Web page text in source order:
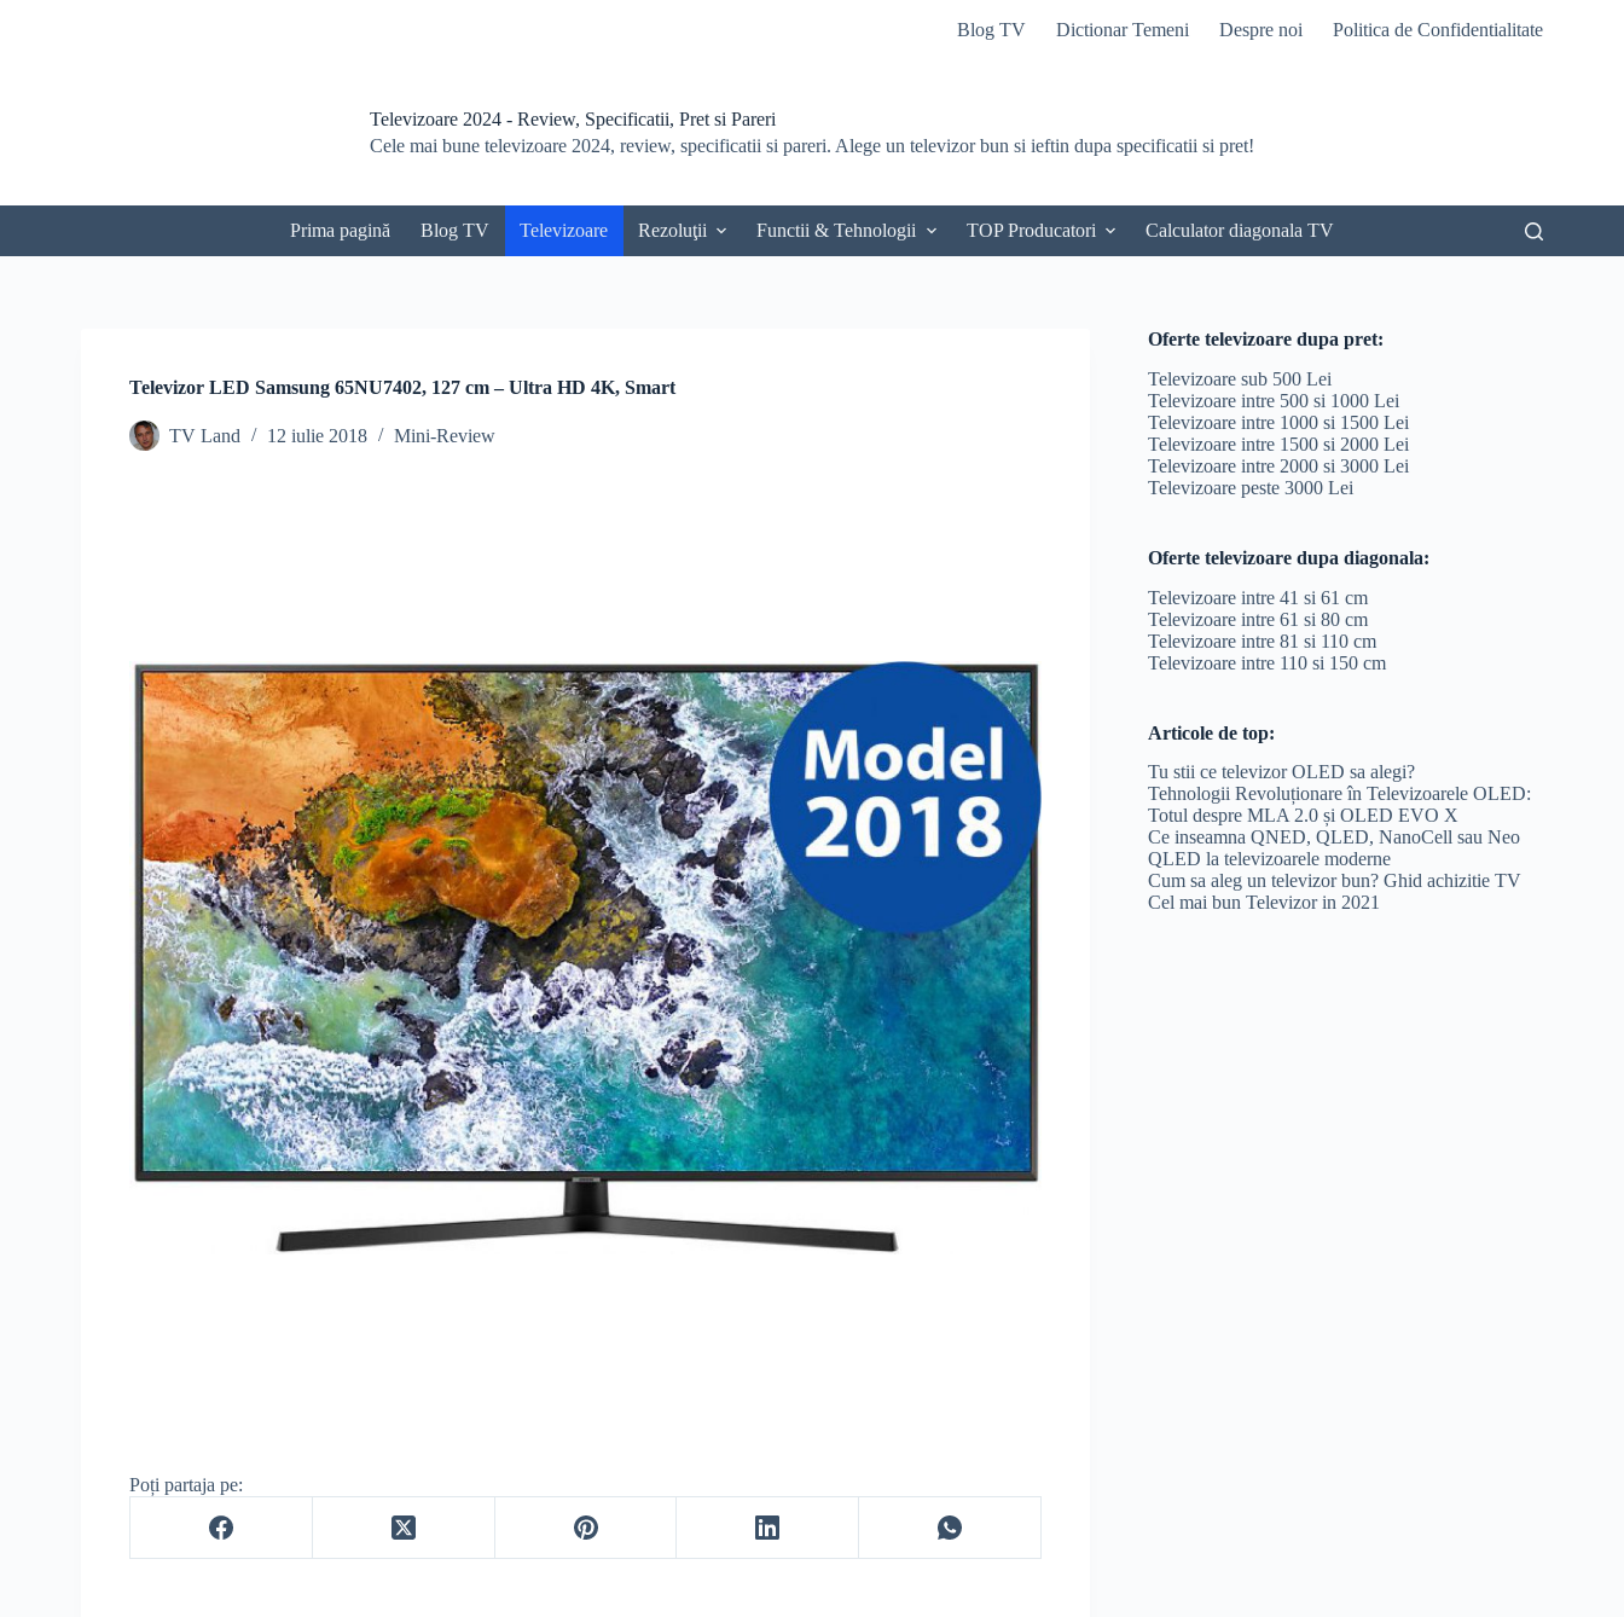
n
Blog TV Dictionar Temeni Despre noi Politica de Confidentialitate
Televizoare 2024 - Review, Specificatii, Pret si Pareri
Cele mai bune televizoare 2024, review, specificatii si pareri. Alege un televizor bun si ieftin dupa specificatii si pret!
Prima pagină Blog TV Televizoare Rezoluţii Functii & Tehnologii TOP Producatori Calculator diagonala TV
Televizor LED Samsung 65NU7402, 127 cm – Ultra HD 4K, Smart
TV Land 12 iulie 2018 Mini-Review
Poți partaja pe:
Oferte televizoare dupa pret:
Televizoare sub 500 Lei
Televizoare intre 500 si 1000 Lei
Televizoare intre 1000 si 1500 Lei
Televizoare intre 1500 si 2000 Lei
Televizoare intre 2000 si 3000 Lei
Televizoare peste 3000 Lei
Oferte televizoare dupa diagonala:
Televizoare intre 41 si 61 cm
Televizoare intre 61 si 80 cm
Televizoare intre 81 si 110 cm
Televizoare intre 110 si 150 cm
Articole de top:
Tu stii ce televizor OLED sa alegi?
Tehnologii Revoluționare în Televizoarele OLED:
Totul despre MLA 2.0 și OLED EVO X
Ce inseamna QNED, QLED, NanoCell sau Neo
QLED la televizoarele moderne
Cum sa aleg un televizor bun? Ghid achizitie TV
Cel mai bun Televizor in 2021